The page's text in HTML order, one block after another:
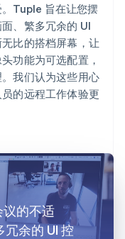
Tuple 旨在让您摆
、繁多冗余的 UI
比的搭档屏幕，让
功能为可选配置，
我们认为这些用心
的远程工作体验更
的不适
余的 UI 控